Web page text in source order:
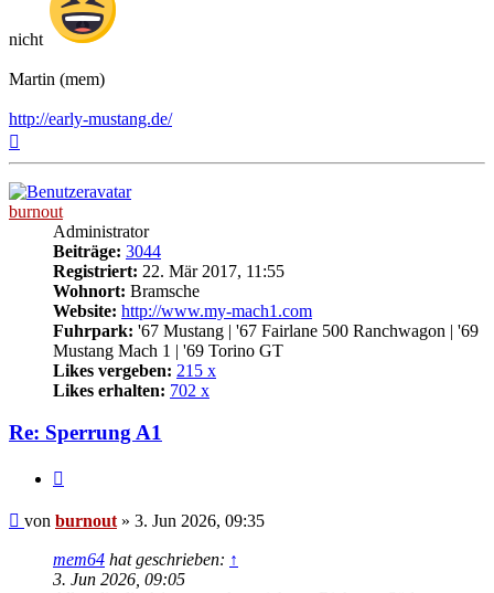
nicht
Martin (mem)
http://early-mustang.de/
burnout
Administrator
Beiträge: 3044
Registriert: 22. Mär 2017, 11:55
Wohnort: Bramsche
Website: http://www.my-mach1.com
Fuhrpark: '67 Mustang | '67 Fairlane 500 Ranchwagon | '69
Mustang Mach 1 | '69 Torino GT
Likes vergeben: 215 x
Likes erhalten: 702 x
Re: Sperrung A1
Beitrag
von burnout » 3. Jun 2026, 09:35
mem64 hat geschrieben: ↑
3. Jun 2026, 09:05